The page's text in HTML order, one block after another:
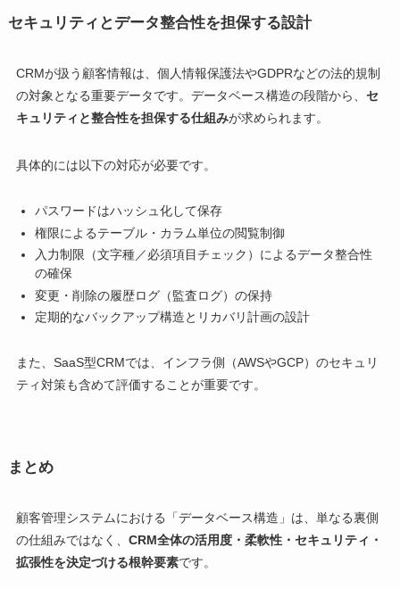
セキュリティとデータ整合性を担保する設計
CRMが扱う顧客情報は、個人情報保護法やGDPRなどの法的規制
の対象となる重要データです。データベース構造の段階から、 セ
キュリティと整合性を担保する仕組みが求められます。
具体的には以下の対応が必要です。
パスワードはハッシュ化して保存
権限によるテーブル・カラム単位の閲覧制御
入力制限（文字種／必須項目チェック）によるデータ整合性
の確保
変更・削除の履歴ログ（監査ログ）の保持
定期的なバックアップ構造とリカバリ計画の設計
また、SaaS型CRMでは、インフラ側（AWSやGCP）のセキュリ
ティ対策も含めて評価することが重要です。
まとめ
顧客管理システムにおける「データベース構造」は、単なる裏側
の仕組みではなく、 CRM全体の活用度・柔軟性・セキュリティ・
拡張性を決定づける根幹要素です。